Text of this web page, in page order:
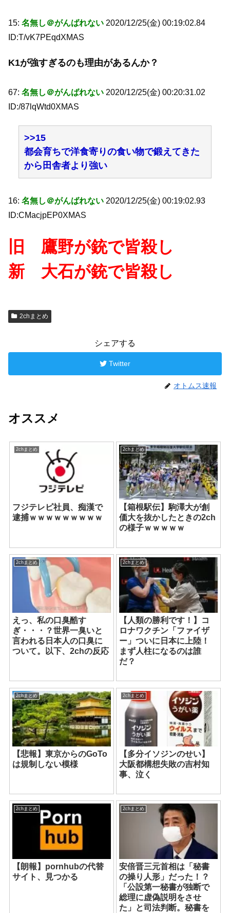
15: 名無し＠がんばれない 2020/12/25(金) 00:19:02.84
ID:T/vK7PEqdXMAS
K1が強すぎるのも理由があるんか？
67: 名無し＠がんばれない 2020/12/25(金) 00:20:31.02
ID:/87lqWtd0XMAS
>>15
都会育ちで洋食寄りの食い物で鍛えてきた
から田舎者より強い
16: 名無し＠がんばれない 2020/12/25(金) 00:19:02.93
ID:CMacjpEP0XMAS
旧 鷹野が銃で皆殺し
新 大石が銃で皆殺し
2chまとめ
シェアする
Twitter
オトムス速報
オススメ
2chまとめ
フジテレビ社員、痴漢で
逮捕ｗｗｗｗｗｗｗｗｗ
2chまとめ
【箱根駅伝】駒澤大が創
価大を抜かしたときの2ch
の様子ｗｗｗｗｗ
2chまとめ
えっ、私の口臭酷す
ぎ・・・？世界一臭いと
言われる日本人の口臭に
ついて。以下、2chの反応
2chまとめ
【人類の勝利です！】コ
ロナワクチン「ファイザ
ー」ついに日本に上陸！
まず人柱になるのは誰
だ？
2chまとめ
【悲報】東京からのGoTo
は規制しない模様
2chまとめ
【多分イソジンのせい】
大阪都構想失敗の吉村知
事、泣く
2chまとめ
【朗報】pornhubの代替
サイト、見つかる
2chまとめ
安倍晋三元首相は「秘書
の操り人形」だった！？
「公設第一秘書が独断で
総理に虚偽説明をさせ
た」と司法判断。秘書を